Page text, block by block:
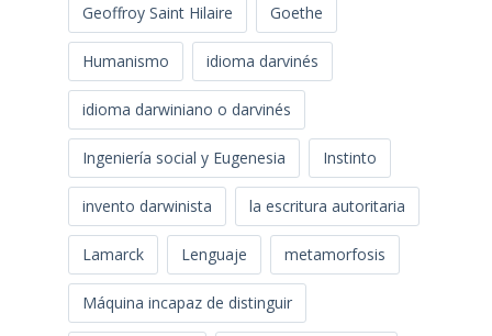
Geoffroy Saint Hilaire Goethe
Humanismo idioma darvinés
idioma darwiniano o darvinés
Ingeniería social y Eugenesia Instinto
invento darwinista la escritura autoritaria
Lamarck Lenguaje metamorfosis
Máquina incapaz de distinguir